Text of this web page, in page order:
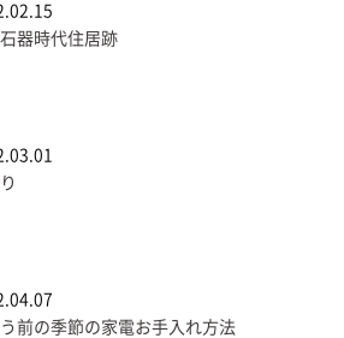
器時代住居跡
う前の季節の家電お手入れ方法